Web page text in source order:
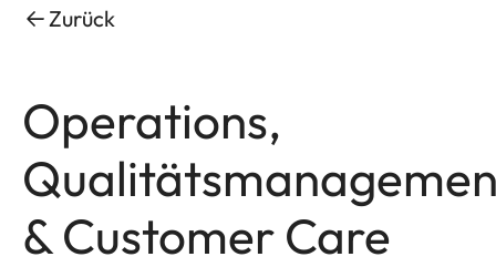
Zurück
Operations,
& Customer Care